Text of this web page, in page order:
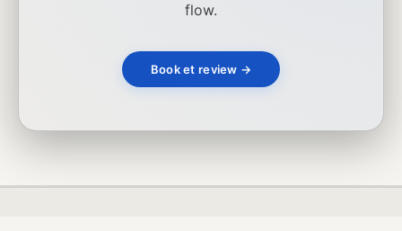
flow.
Book et review →